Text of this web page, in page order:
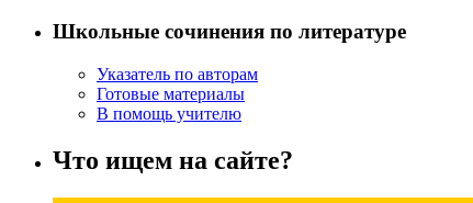
Школьные сочинения по литературе
Указатель по авторам
Готовые материалы
В помощь учителю
Что ищем на сайте?